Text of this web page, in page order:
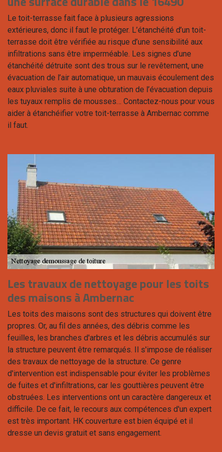
Le toit-terrasse fait face à plusieurs agressions
extérieures, donc il faut le protéger. L’étanchéité d’un toit-
terrasse doit être vérifiée au risque d’une sensibilité aux
infiltrations sans être imperméable. Les signes d’une
étanchéité détruite sont des trous sur le revêtement, une
évacuation de l’air automatique, un mauvais écoulement des
eaux pluviales suite à une obturation de l’évacuation depuis
les tuyaux remplis de mousses… Contactez-nous pour vous
aider à étanchéifier votre toit-terrasse à Ambernac comme
il faut.
Les travaux de nettoyage pour les toits
des maisons à Ambernac
Les toits des maisons sont des structures qui doivent être
propres. Or, au fil des années, des débris comme les
feuilles, les branches d'arbres et les débris accumulés sur
la structure peuvent être remarqués. Il s'impose de réaliser
des travaux de nettoyage de la structure. Ce genre
d'intervention est indispensable pour éviter les problèmes
de fuites et d'infiltrations, car les gouttières peuvent être
obstruées. Les interventions ont un caractère dangereux et
difficile. De ce fait, le recours aux compétences d'un expert
est très important. HK couverture est bien équipé et il
dresse un devis gratuit et sans engagement.